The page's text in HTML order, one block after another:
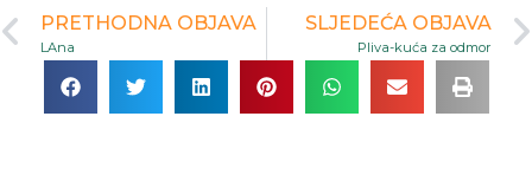
PRETHODNA OBJAVA
LAna
SLJEDEĆA OBJAVA
Pliva-kuća za odmor